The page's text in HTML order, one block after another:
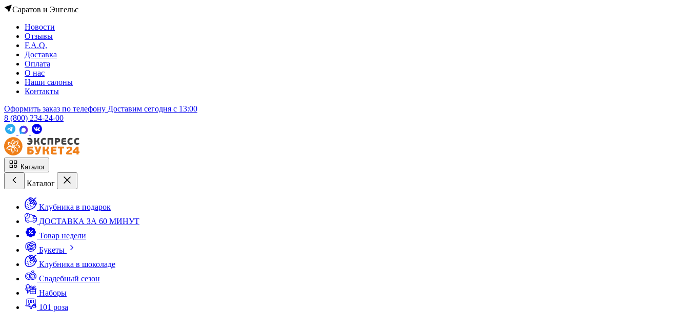
Саратов и Энгельс
Новости
Отзывы
F.A.Q.
Доставка
Оплата
О нас
Наши салоны
Контакты
Оформить заказ по телефону Доставим сегодня c 13:00
8 (800) 234-24-00
Каталог
Каталог
Клубника в подарок
ДОСТАВКА ЗА 60 МИНУТ
Товар недели
Букеты
Клубника в шоколаде
Свадебный сезон
Наборы
101 роза